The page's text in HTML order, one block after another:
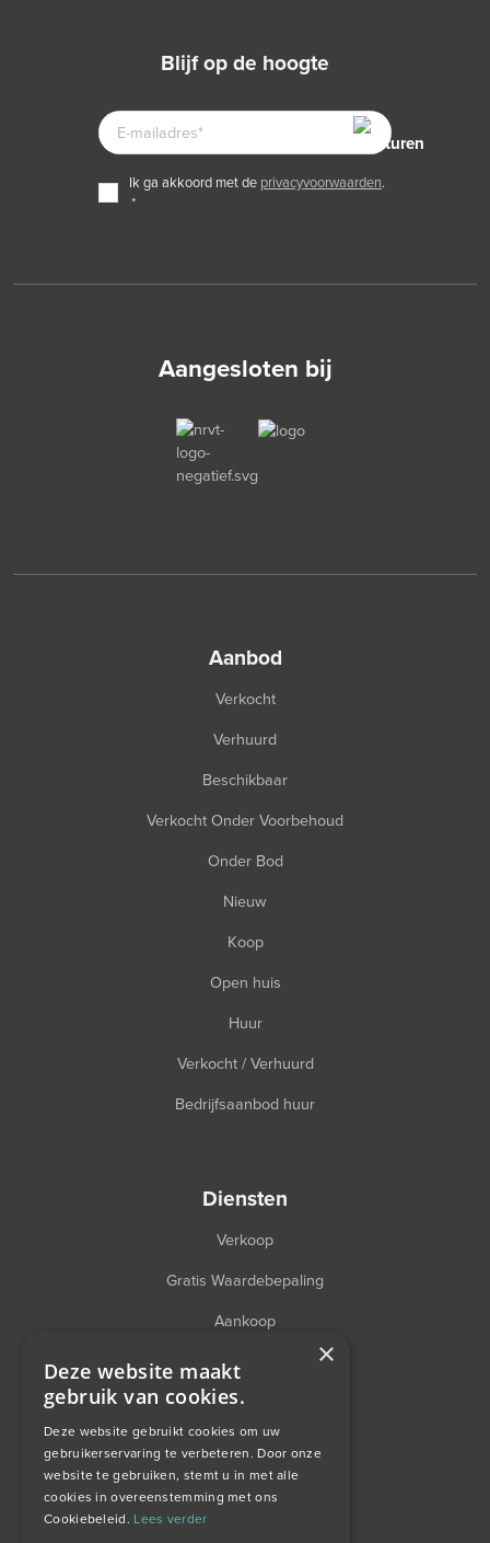
blijf op de hoogte
E-
MAILADRES
TOESTEMMING
*
ik ga akkoord met de privacyvoorwaarden.
*
Aangesloten bij
aanbod
Verkocht
Verhuurd
Beschikbaar
Verkocht Onder Voorbehoud
Onder Bod
Nieuw
Koop
Open huis
Huur
Verkocht / Verhuurd
Bedrijfsaanbod huur
diensten
Verkoop
Gratis Waardebepaling
Aankoop
Financieel Advies
Taxatie
over ons
×
Deze website maakt
gebruik van cookies.
Deze website gebruikt cookies om uw
gebruikerservaring te verbeteren. Door onze
website te gebruiken, stemt u in met alle
cookies in overeenstemming met ons
Cookiebeleid. Lees verder